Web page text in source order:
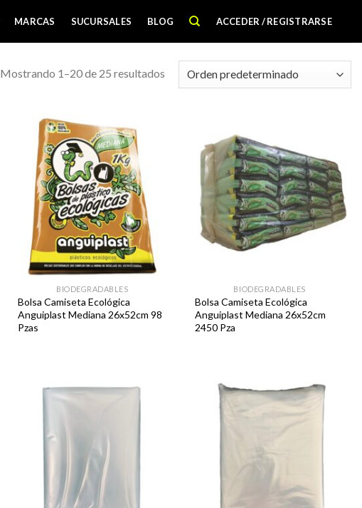
MARCAS SUCURSALES BLOG ACCEDER / REGISTRARSE
Mostrando 1–20 de 25 resultados
Favoritos
BIODEGRADABLES
Bolsa Camiseta Ecológica
Anguiplast Mediana 26x52cm 98
Pzas
Favoritos
BIODEGRADABLES
Bolsa Camiseta Ecológica
Anguiplast Mediana 26x52cm
2450 Pza